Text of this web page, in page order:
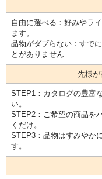
自由に選べる：好みやラ
ます。
品物がダブらない：すで
とがありません
先様が
STEP1：カタログの豊富
い。
STEP2：ご希望の商品を
くだけ。
STEP3：品物はすみやか
す。